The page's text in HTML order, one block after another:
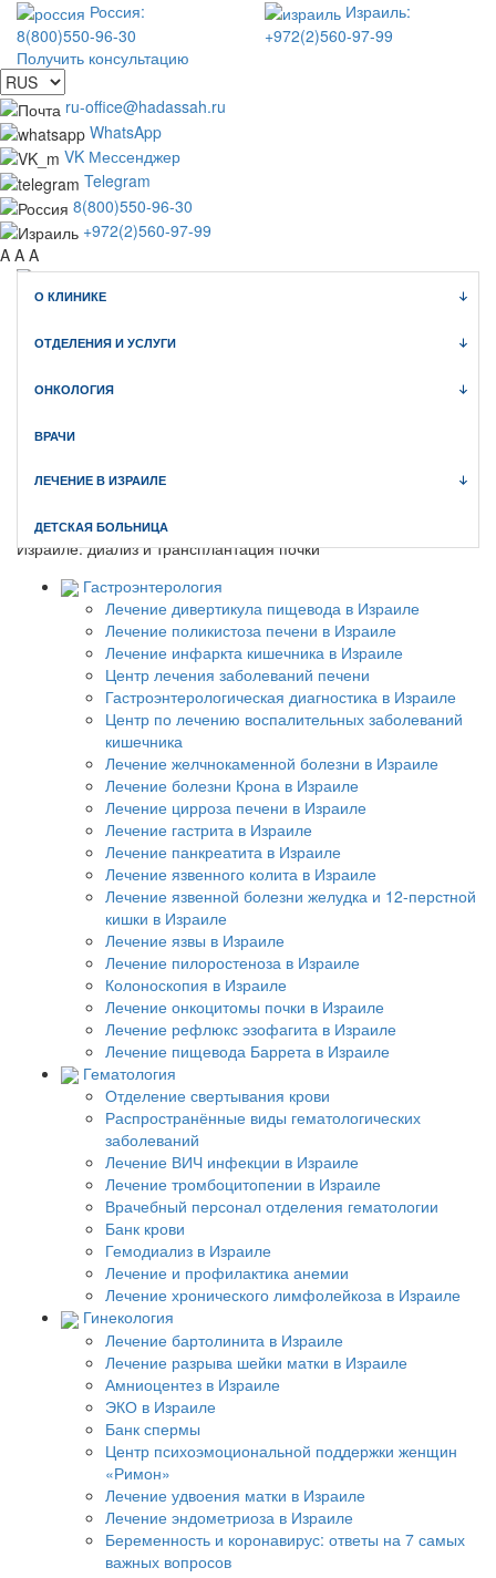
Россия:
8(800)550-96-30
Израиль:
+972(2)560-97-99
Получить консультацию
ru-office@hadassah.ru
WhatsApp
VK Мессенджер
Telegram
8(800)550-96-30
+972(2)560-97-99
A A A
WhatsApp
VK Мессенджер
О КЛИНИКЕ
ОТДЕЛЕНИЯ И УСЛУГИ
ОНКОЛОГИЯ
ВРАЧИ
ЛЕЧЕНИЕ В ИЗРАИЛЕ
ДЕТСКАЯ БОЛЬНИЦА
Главная // Нефрология и гипертензия
Израиле: диализ и трансплантация почки
Гастроэнтерология
Лечение дивертикула пищевода в Израиле
Лечение поликистоза печени в Израиле
Лечение инфаркта кишечника в Израиле
Центр лечения заболеваний печени
Гастроэнтерологическая диагностика в Израиле
Центр по лечению воспалительных заболеваний
кишечника
Лечение желчнокаменной болезни в Израиле
Лечение болезни Крона в Израиле
Лечение цирроза печени в Израиле
Лечение гастрита в Израиле
Лечение панкреатита в Израиле
Лечение язвенного колита в Израиле
Лечение язвенной болезни желудка и 12-перстной
кишки в Израиле
Лечение язвы в Израиле
Лечение пилоростеноза в Израиле
Колоноскопия в Израиле
Лечение онкоцитомы почки в Израиле
Лечение рефлюкс эзофагита в Израиле
Лечение пищевода Баррета в Израиле
Гематология
Отделение свертывания крови
Распространённые виды гематологических
заболеваний
Лечение ВИЧ инфекции в Израиле
Лечение тромбоцитопении в Израиле
Врачебный персонал отделения гематологии
Банк крови
Гемодиализ в Израиле
Лечение и профилактика анемии
Лечение хронического лимфолейкоза в Израиле
Гинекология
Лечение бартолинита в Израиле
Лечение разрыва шейки матки в Израиле
Амниоцентез в Израиле
ЭКО в Израиле
Банк спермы
Центр психоэмоциональной поддержки женщин
«Римон»
Лечение удвоения матки в Израиле
Лечение эндометриоза в Израиле
Беременность и коронавирус: ответы на 7 самых
важных вопросов